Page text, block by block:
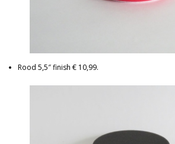
Rood 5,5″ finish € 10,99.